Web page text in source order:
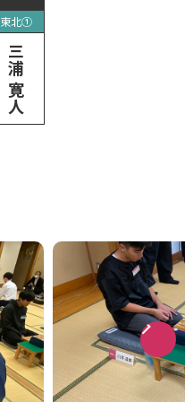
東北①
三浦 寛人